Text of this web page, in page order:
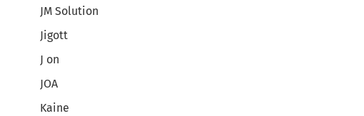
JM Solution
Jigott
J on
JOA
Kaine